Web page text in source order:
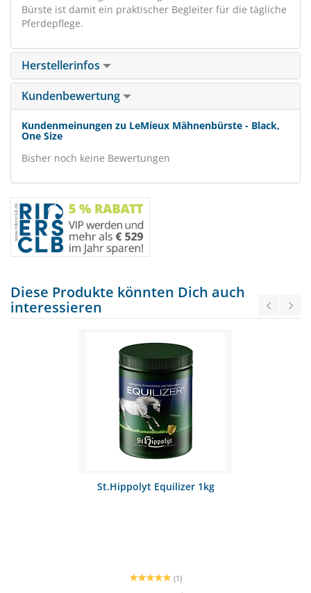
Bürste ist damit ein praktischer Begleiter für die tägliche
Pferdepflege.
Herstellerinfos
Kundenbewertung
Kundenmeinungen zu LeMieux Mähnenbürste - Black,
One Size
Bisher noch keine Bewertungen
Diese Produkte könnten Dich auch
interessieren
St.Hippolyt Equilizer 1kg
(1)